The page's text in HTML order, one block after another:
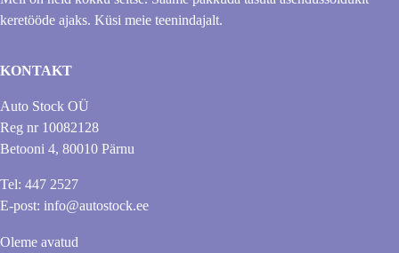
KONTAKT
Auto Stock OÜ
Reg nr 10082128
Betooni 4, 80010 Pärnu
Tel: 447 2527
E-post: info@autostock.ee
Oleme avatud
keretööde ajaks. Küsi meie teenindajalt.